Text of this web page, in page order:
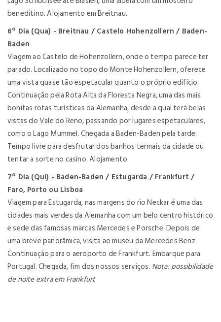
beneditino. Alojamento em Breitnau.
6º Dia (Qua) - Breitnau / Castelo Hohenzollern / Baden-
Baden
Viagem ao Castelo de Hohenzollern, onde o tempo parece ter
parado. Localizado no topo do Monte Hohenzollern, oferece
uma vista quase tão espetacular quanto o próprio edifício.
Continuação pela Rota Alta da Floresta Negra, uma das mais
bonitas rotas turísticas da Alemanha, desde a qual terá belas
vistas do Vale do Reno, passando por lugares espetaculares,
como o Lago Mummel. Chegada a Baden-Baden pela tarde.
Tempo livre para desfrutar dos banhos termais da cidade ou
tentar a sorte no casino. Alojamento.
7º Dia (Qui) - Baden-Baden / Estugarda / Frankfurt /
Faro, Porto ou Lisboa
Viagem para Estugarda, nas margens do rio Neckar é uma das
cidades mais verdes da Alemanha com um belo centro histórico
e sede das famosas marcas Mercedes e Porsche. Depois de
uma breve panorâmica, visita ao museu da Mercedes Benz.
Continuação para o aeroporto de Frankfurt. Embarque para
Portugal. Chegada, fim dos nossos serviços. Nota: possibilidade
de noite extra em Frankfurt